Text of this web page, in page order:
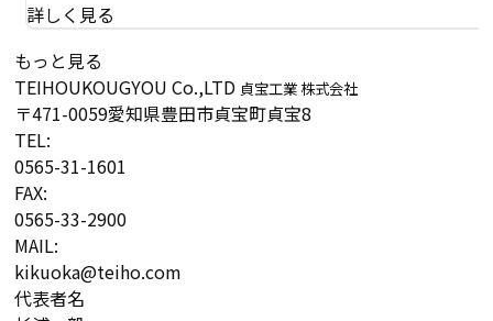
詳しく見る
もっと見る
TEIHOUKOUGYOU Co.,LTD 貞宝工業 株式会社
〒471-0059愛知県豊田市貞宝町貞宝8
TEL:
0565-31-1601
FAX:
0565-33-2900
MAIL:
kikuoka@teiho.com
代表者名